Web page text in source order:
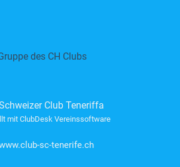
des CH Clubs
Club Teneriffa
mit ClubDesk Vereinssoftware
sc-tenerife.ch